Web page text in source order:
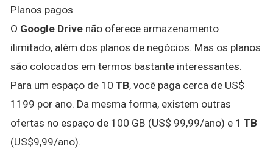
Planos pagos
O Google Drive não oferece armazenamento
ilimitado, além dos planos de negócios. Mas os planos
são colocados em termos bastante interessantes.
Para um espaço de 10 TB, você paga cerca de US$
1199 por ano. Da mesma forma, existem outras
ofertas no espaço de 100 GB (US$ 99,99/ano) e 1 TB
(US$9,99/ano).